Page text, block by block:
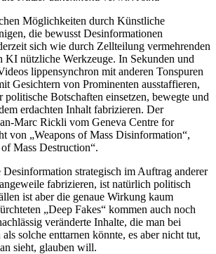
Möglichkeiten durch Künstliche
die bewusst Desinformationen
sich wie durch Zellteilung vermehrenden
KI nützliche Werkzeuge. In Sekunden und
lippensynchron mit anderen Tonspuren
Gesichtern von Prominenten ausstaffieren,
politische Botschaften einsetzen, bewegte und
erdachten Inhalt fabrizieren. Der
Marc Rickli vom Geneva Centre for
von „Weapons of Mass Disinformation“,
Mass Destruction“.
strategisch im Auftrag anderer
fabrizieren, ist natürlich politisch
ist aber die genaue Wirkung kaum
„Deep Fakes“ kommen auch noch
veränderte Inhalte, die man bei
solche enttarnen könnte, es aber nicht tut,
sieht, glauben will.